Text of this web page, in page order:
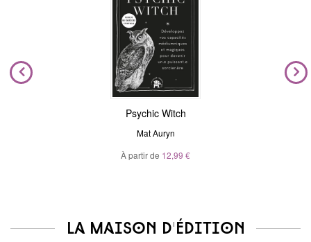
Psychic Witch
Mat Auryn
À partir de 12,99 €
La maison d'édition